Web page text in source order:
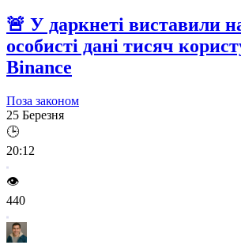
🚨 У даркнеті виставили
особисті дані тисяч
Binance
Поза законом
25 Березня
🕒
20:12
👁️
440